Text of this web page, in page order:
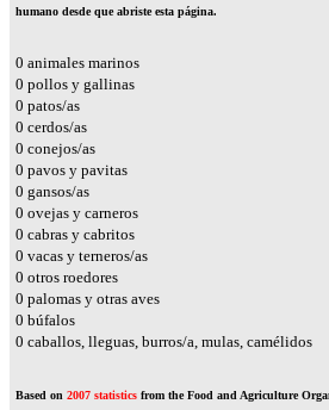
humano desde que abriste esta página.
0 animales marinos
0 pollos y gallinas
0 patos/as
0 cerdos/as
0 conejos/as
0 pavos y pavitas
0 gansos/as
0 ovejas y carneros
0 cabras y cabritos
0 vacas y terneros/as
0 otros roedores
0 palomas y otras aves
0 búfalos
0 caballos, lleguas, burros/a, mulas, camélidos
Based on 2007 statistics from the Food and Agriculture